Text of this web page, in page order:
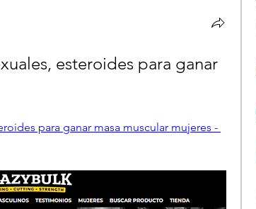
esteroides para ganar
para ganar masa muscular mujeres -